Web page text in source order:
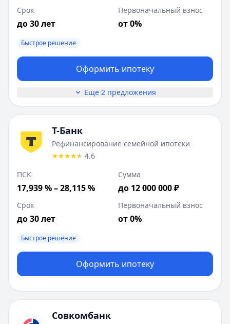
Срок
до 30 лет
Первоначальный взнос
от 0%
Быстрое решение
Оформить ипотеку
Еще 2 предложения
Т-Банк
Рефинансирование семейной ипотеки
4.6
ПСК
17,939 % – 28,115 %
Сумма
до 12 000 000 ₽
Срок
до 30 лет
Первоначальный взнос
от 0%
Быстрое решение
Оформить ипотеку
Совкомбанк